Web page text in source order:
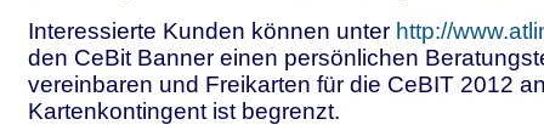
Interessierte Kunden können unter http://
den CeBit Banner einen persönlichen
vereinbaren und Freikarten für die CeBIT 2012
Kartenkontingent ist begrenzt.